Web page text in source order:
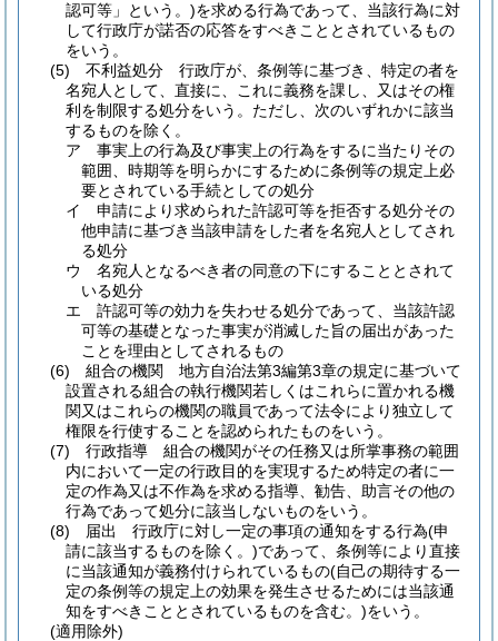
認可等」という。)を求める行為であって、当該行為に対
して行政庁が諾否の応答をすべきこととされているもの
をいう。
(5)
不利益処分 行政庁が、条例等に基づき、特定の者を
名宛人として、直接に、これに義務を課し、又はその権
利を制限する処分をいう。 ただし、次のいずれかに該当
するものを除く。
ア
事実上の行為及び事実上の行為をするに当たりその
範囲、時期等を明らかにするために条例等の規定上必
要とされている手続としての処分
イ
申請により求められた許認可等を拒否する処分その
他申請に基づき当該申請をした者を名宛人としてされ
る処分
ウ
名宛人となるべき者の同意の下にすることとされて
いる処分
エ
許認可等の効力を失わせる処分であって、当該許認
可等の基礎となった事実が消滅した旨の届出があった
ことを理由としてされるもの
(6)
組合の機関 地方自治法第3編第3章の規定に基づいて
設置される組合の執行機関若しくはこれらに置かれる機
関又はこれらの機関の職員であって法令により独立して
権限を行使することを認められたものをいう。
(7)
行政指導 組合の機関がその任務又は所掌事務の範囲
内において一定の行政目的を実現するため特定の者に一
定の作為又は不作為を求める指導、勧告、助言その他の
行為であって処分に該当しないものをいう。
(8)
届出 行政庁に対し一定の事項の通知をする行為(申
請に該当するものを除く。)であって、条例等により直接
に当該通知が義務付けられているもの(自己の期待する一
定の条例等の規定上の効果を発生させるためには当該通
知をすべきこととされているものを含む。)をいう。
(適用除外)